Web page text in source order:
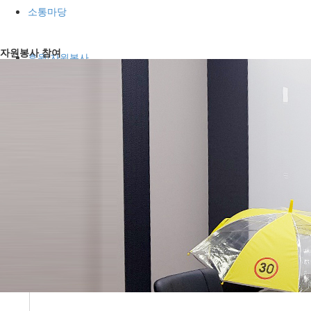
소통마당
후원/자원봉사
칠곡군교통약자이동지원센터
자원봉사 참여